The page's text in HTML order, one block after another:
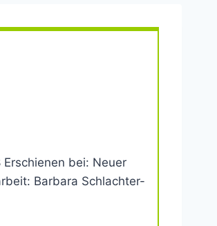
bei: Neuer
Barbara Schlachter-